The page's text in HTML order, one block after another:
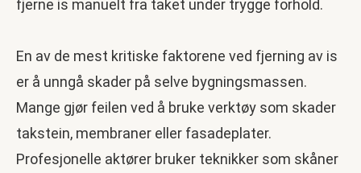
fjerne is manuelt fra taket under trygge forhold.
En av de mest kritiske faktorene ved fjerning av is
er å unngå skader på selve bygningsmassen.
Mange gjør feilen ved å bruke verktøy som skader
takstein, membraner eller fasadeplater.
Profesjonelle aktører bruker teknikker som skåner